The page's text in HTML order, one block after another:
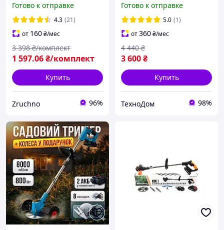
аккумуляторный
Триммеры для сада
Качественный триммер
Ручной Акб триммер с 2
Готово к отправке
4.3 (21)
от 160₴/мес
1 597.06₴/комплект
3 398 ₴/комплект
Купить
Zruchno 96%
Портативная АКБ косилка
Прокрафт
Готово к отправке
5.0 (1)
от360₴/мес
3 600₴
4 440 ₴
Купить
ТехноДом 98%